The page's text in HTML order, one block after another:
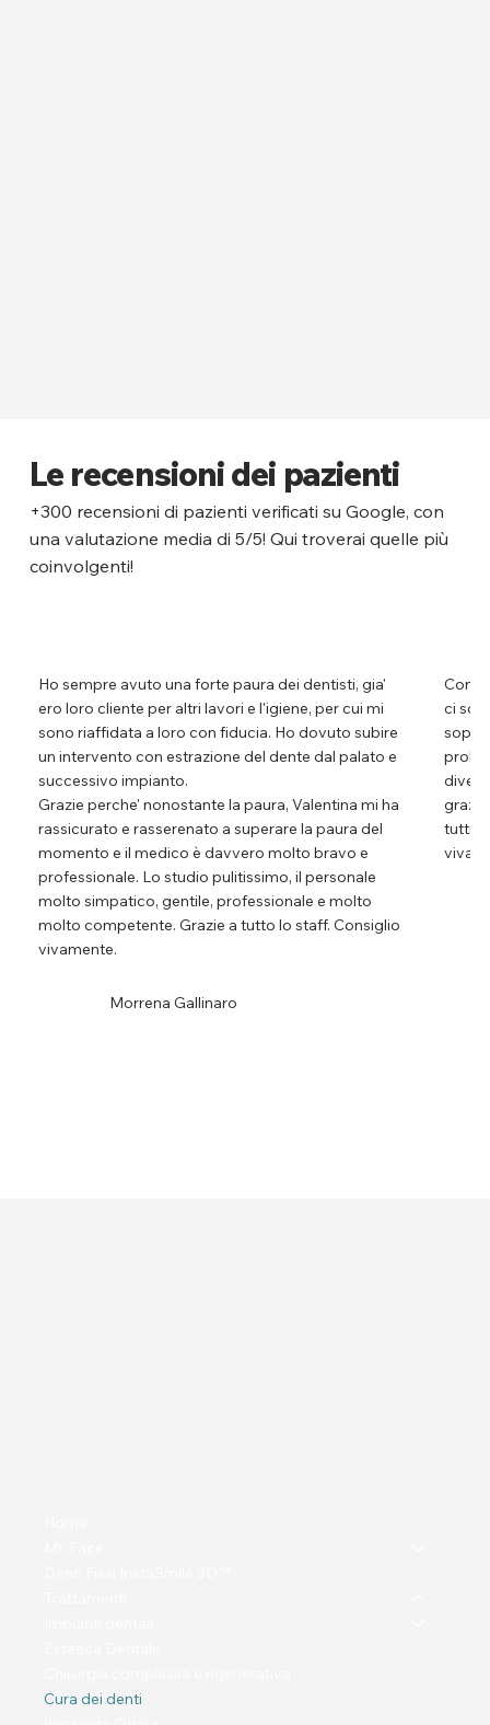
Le recensioni dei pazienti
+300 recensioni di pazienti verificati su Google, con
una valutazione media di 5/5! Qui troverai quelle più
coinvolgenti!
Ho sempre avuto una forte paura dei dentisti, gia'
ero loro cliente per altri lavori e l'igiene, per cui mi
sono riaffidata a loro con fiducia. Ho dovuto subire
un intervento con estrazione del dente dal palato e
successivo impianto.
Grazie perche' nonostante la paura, Valentina mi ha
rassicurato e rasserenato a superare la paura del
momento e il medico è davvero molto bravo e
professionale. Lo studio pulitissimo, il personale
molto simpatico, gentile, professionale e molto
molto competente. Grazie a tutto lo staff. Consiglio
vivamente.
Morrena Gallinaro
ci
tutti
Cura dei denti